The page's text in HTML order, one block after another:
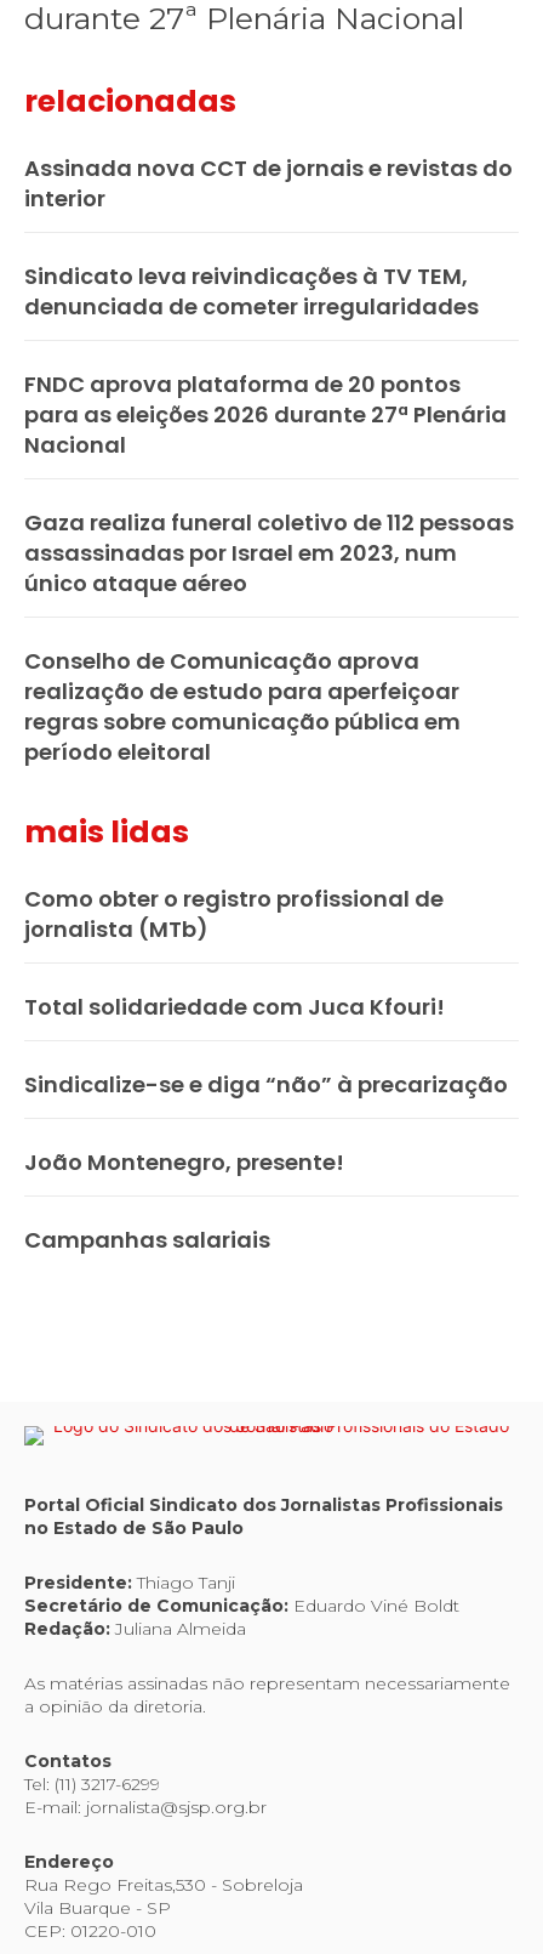
durante 27ª Plenária Nacional
relacionadas
Assinada nova CCT de jornais e revistas do
interior
Sindicato leva reivindicações à TV TEM,
denunciada de cometer irregularidades
FNDC aprova plataforma de 20 pontos
para as eleições 2026 durante 27ª Plenária
Nacional
Gaza realiza funeral coletivo de 112 pessoas
assassinadas por Israel em 2023, num
único ataque aéreo
Conselho de Comunicação aprova
realização de estudo para aperfeiçoar
regras sobre comunicação pública em
período eleitoral
mais lidas
Como obter o registro profissional de
jornalista (MTb)
Total solidariedade com Juca Kfouri!
Sindicalize-se e diga “não” à precarização
João Montenegro, presente!
Campanhas salariais
Portal Oficial Sindicato dos Jornalistas Profissionais
no Estado de São Paulo
Presidente:Thiago Tanji
Secretário de Comunicação: Eduardo Viné Boldt
Redação:Juliana Almeida
As matérias assinadas não representam necessariamente
a opinião da diretoria.
Contatos
Tel: (11) 3217-6299
E-mail: jornalista@sjsp.org.br
Endereço
Rua Rego Freitas,530 - Sobreloja
Vila Buarque - SP
CEP: 01220-010